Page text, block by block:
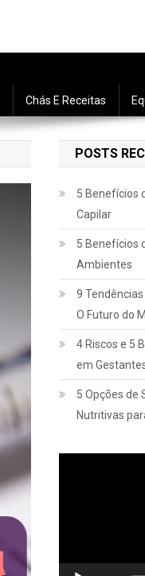
Chás E Receitas
POSTS
5 Benefícios
Capilar
5 Benefícios
Ambientes
9
O Futuro do
4 Riscos e 5
em
5 Opções de
Nutritivas